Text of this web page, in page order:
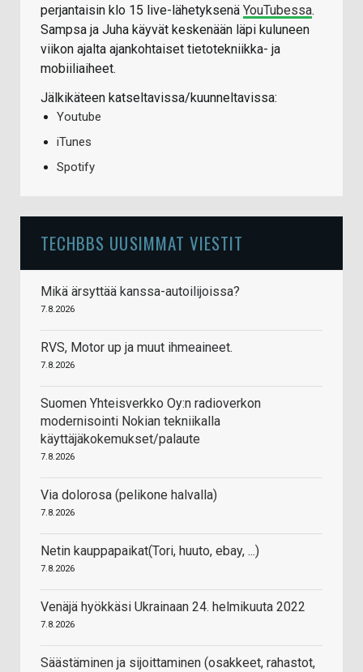
perjantaisin klo 15 live-lähetyksenä YouTubessa.
Sampsa ja Juha käyvät keskenään läpi kuluneen
viikon ajalta ajankohtaiset tietotekniikka- ja
mobiiliaiheet.
Jälkikäteen katseltavissa/kuunneltavissa:
Youtube
iTunes
Spotify
TECHBBS UUSIMMAT VIESTIT
Mikä ärsyttää kanssa-autoilijoissa?
7.8.2026
RVS, Motor up ja muut ihmeaineet.
7.8.2026
Suomen Yhteisverkko Oy:n radioverkon
modernisointi Nokian tekniikalla
käyttäjäkokemukset/palaute
7.8.2026
Via dolorosa (pelikone halvalla)
7.8.2026
Netin kauppapaikat(Tori, huuto, ebay, ...)
7.8.2026
Venäjä hyökkäsi Ukrainaan 24. helmikuuta 2022
7.8.2026
Säästäminen ja sijoittaminen (osakkeet, rahastot,